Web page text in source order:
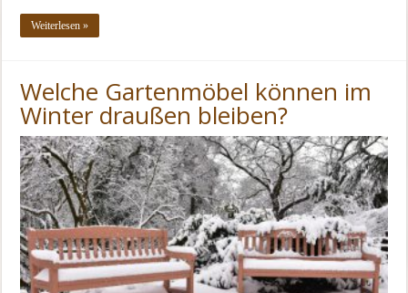
Weiterlesen »
Welche Gartenmöbel können im
Winter draußen bleiben?